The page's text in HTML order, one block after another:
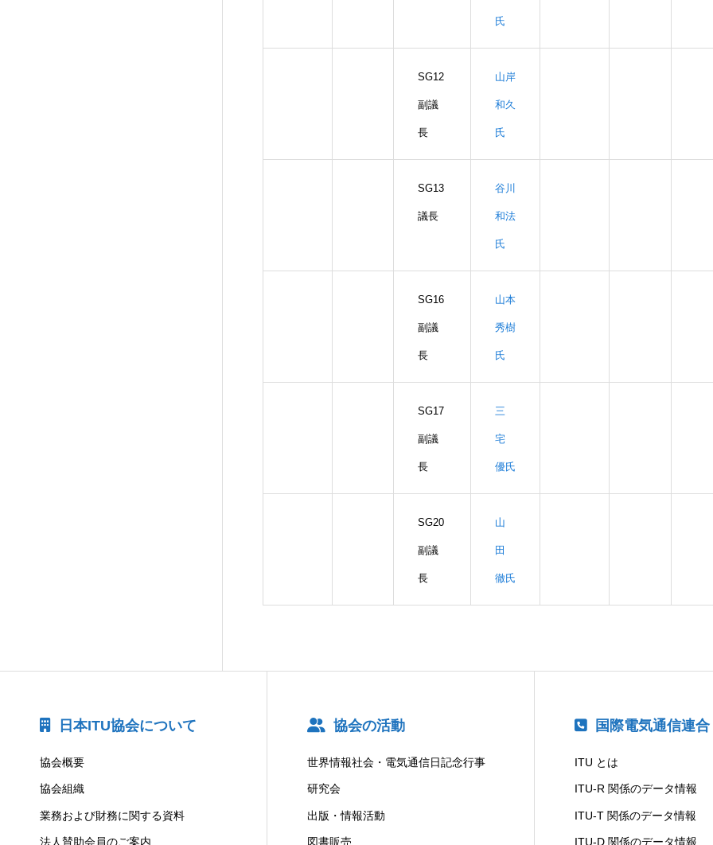
氏
SG12
副議
長
山岸
和久
氏
SG13
議長
谷川
和法
氏
SG16
副議
長
山本
秀樹
氏
SG17
副議
長
三
宅
優氏
SG20
副議
長
山
田
徹氏
日本ITU協会について
協会概要
協会組織
業務および財務に関する資料
法人賛助会員のご案内
協会の活動
世界情報社会・電気通信日記念行事
研究会
出版・情報活動
図書販売
国際電気通信連合
ITU とは
ITU-R 関係のデータ情報
ITU-T 関係のデータ情報
ITU-D 関係のデータ情報